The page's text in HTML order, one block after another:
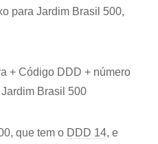
para Jardim Brasil 500,
+ Código DDD + número
Brasil 500
que tem o DDD 14, e